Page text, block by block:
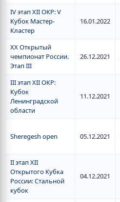
IV этап XII ОКР: V
Кубок Мастер-
Кластер
16.01.2022
XX Открытый
чемпионат России.
Этап III
26.12.2021
III этап XII ОКР:
Кубок
Ленинградской
области
11.12.2021
Sheregesh open 05.12.2021
II этап XII
Открытого Кубка
России: Стальной
кубок
04.12.2021